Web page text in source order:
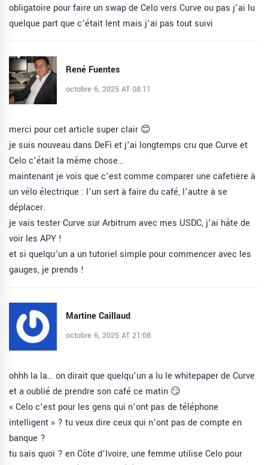
obligatoire pour faire un swap de Celo vers Curve ou pas j’ai lu
quelque part que c’était lent mais j’ai pas tout suivi
René Fuentes
octobre 6, 2025 AT 08:11
merci pour cet article super clair 😊
je suis nouveau dans DeFi et j’ai longtemps cru que Curve et
Celo c’était la même chose…
maintenant je vois que c’est comme comparer une cafetière à
un vélo électrique : l’un sert à faire du café, l’autre à se
déplacer.
je vais tester Curve sur Arbitrum avec mes USDC, j’ai hâte de
voir les APY !
et si quelqu’un a un tutoriel simple pour commencer avec les
gauges, je prends !
Martine Caillaud
octobre 6, 2025 AT 21:08
ohhh la la… on dirait que quelqu’un a lu le whitepaper de Curve
et a oublié de prendre son café ce matin 😏
« Celo c’est pour les gens qui n’ont pas de téléphone
intelligent » ? tu veux dire ceux qui n’ont pas de compte en
banque ?
tu sais quoi ? en Côte d’Ivoire, une femme utilise Celo pour